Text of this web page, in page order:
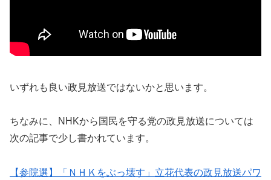
いずれも良い政見放送ではないかと思います。
ちなみに、NHKから国民を守る党の政見放送については
次の記事で少し書かれています。
【参院選】「ＮＨＫをぶっ壊す」立花代表の政見放送パワ